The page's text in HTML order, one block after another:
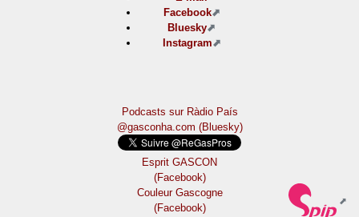
Facebook
Bluesky
Instagram
Podcasts sur Ràdio País
@gasconha.com (Bluesky)
Esprit GASCON
(Facebook)
Couleur Gascogne
(Facebook)